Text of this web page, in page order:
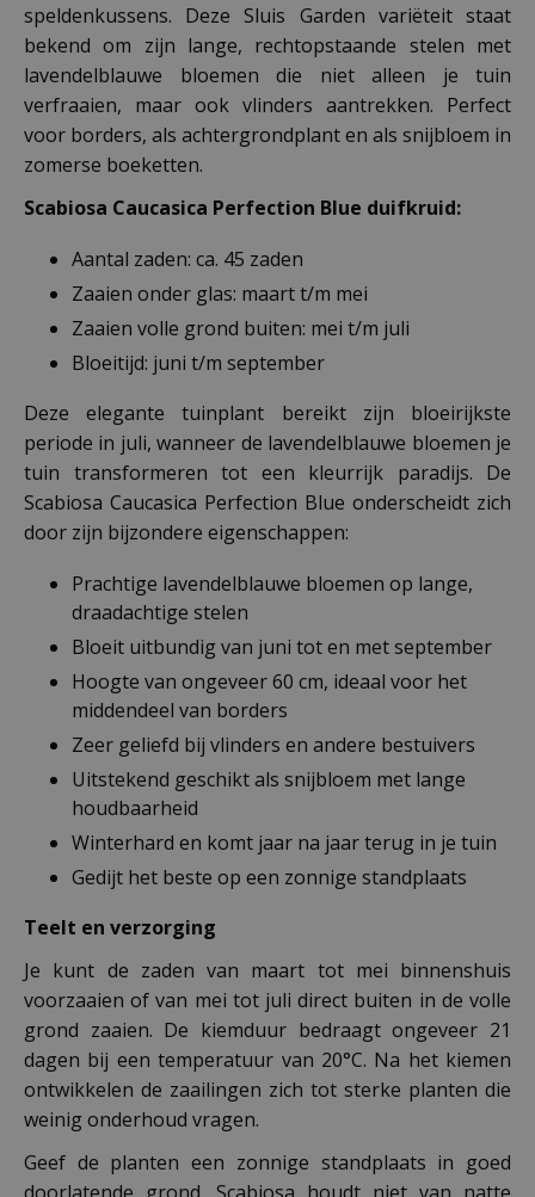
speldenkussens. Deze Sluis Garden variëteit staat
bekend om zijn lange, rechtopstaande stelen met
lavendelblauwe bloemen die niet alleen je tuin
verfraaien, maar ook vlinders aantrekken. Perfect
voor borders, als achtergrondplant en als snijbloem in
zomerse boeketten.
Scabiosa Caucasica Perfection Blue duifkruid:
Aantal zaden: ca. 45 zaden
Zaaien onder glas: maart t/m mei
Zaaien volle grond buiten: mei t/m juli
Bloeitijd: juni t/m september
Deze elegante tuinplant bereikt zijn bloeirijkste
periode in juli, wanneer de lavendelblauwe bloemen je
tuin transformeren tot een kleurrijk paradijs. De
Scabiosa Caucasica Perfection Blue onderscheidt zich
door zijn bijzondere eigenschappen:
Prachtige lavendelblauwe bloemen op lange,
draadachtige stelen
Bloeit uitbundig van juni tot en met september
Hoogte van ongeveer 60 cm, ideaal voor het
middendeel van borders
Zeer geliefd bij vlinders en andere bestuivers
Uitstekend geschikt als snijbloem met lange
houdbaarheid
Winterhard en komt jaar na jaar terug in je tuin
Gedijt het beste op een zonnige standplaats
Teelt en verzorging
Je kunt de zaden van maart tot mei binnenshuis
voorzaaien of van mei tot juli direct buiten in de volle
grond zaaien. De kiemduur bedraagt ongeveer 21
dagen bij een temperatuur van 20°C. Na het kiemen
ontwikkelen de zaailingen zich tot sterke planten die
weinig onderhoud vragen.
Geef de planten een zonnige standplaats in goed